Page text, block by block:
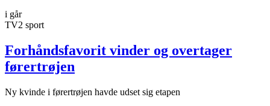
i går
TV2 sport
Forhåndsfavorit vinder og overtager
førertrøjen
Ny kvinde i førertrøjen havde udset sig etapen